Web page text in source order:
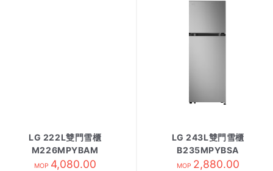
LG 222L雙門雪櫃
M226MPYBAM
MOP 4,080.00
LG 243L雙門雪櫃
B235MPYBSA
MOP 2,880.00